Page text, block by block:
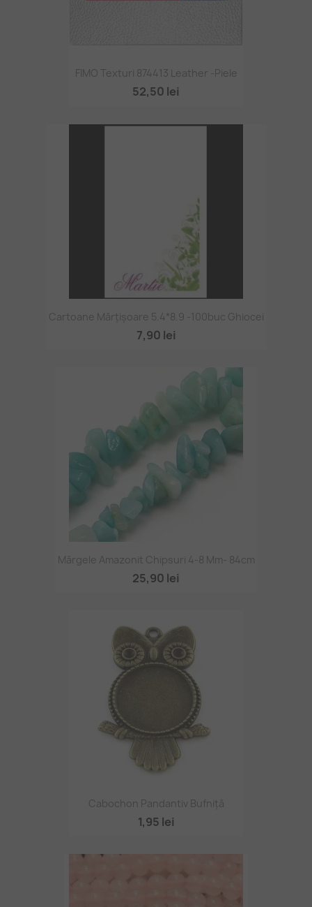
FIMO Texturi 874413 Leather -piele
52,50 lei
Cartoane Mărțișoare 5.4*8.9 -100buc Ghiocei
7,90 lei
Mărgele Amazonit Chipsuri 4-8 Mm- 84cm
25,90 lei
Cabochon Pandantiv Bufniță
1,95 lei